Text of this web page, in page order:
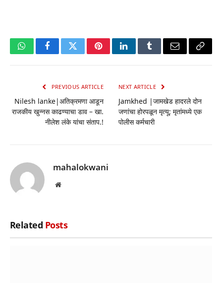
WhatsAppFacebookTwitterPinterestLinkedInTumblrEmail Copy
PREVIOUS ARTICLE
Nilesh lanke|अतिक्रमणा आडून
राजकीय खुन्नस काढण्याचा डाव – खा.
नीलेश लंके यांचा संताप.!
NEXT ARTICLE
Jamkhed |जामखेड हादरले दोन
जणांचा होरपळून मृत्यू; मृतांमध्ये एक
पोलीस कर्मचारी
mahalokwani
Website
Related Posts